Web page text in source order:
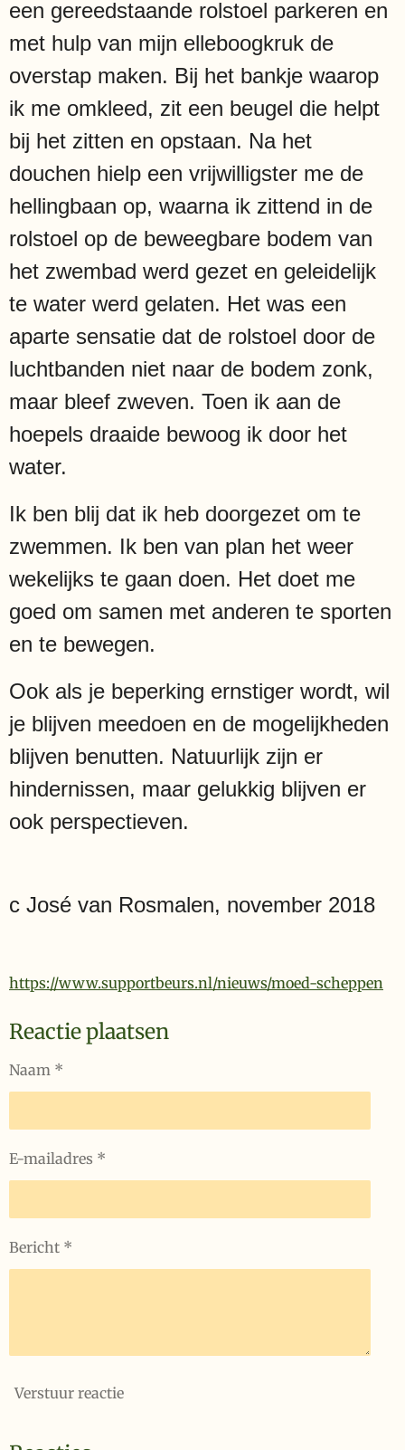
een gereedstaande rolstoel parkeren en
met hulp van mijn elleboogkruk de
overstap maken. Bij het bankje waarop
ik me omkleed, zit een beugel die helpt
bij het zitten en opstaan. Na het
douchen hielp een vrijwilligster me de
hellingbaan op, waarna ik zittend in de
rolstoel op de beweegbare bodem van
het zwembad werd gezet en geleidelijk
te water werd gelaten. Het was een
aparte sensatie dat de rolstoel door de
luchtbanden niet naar de bodem zonk,
maar bleef zweven. Toen ik aan de
hoepels draaide bewoog ik door het
water.
Ik ben blij dat ik heb doorgezet om te
zwemmen. Ik ben van plan het weer
wekelijks te gaan doen. Het doet me
goed om samen met anderen te sporten
en te bewegen.
Ook als je beperking ernstiger wordt, wil
je blijven meedoen en de mogelijkheden
blijven benutten. Natuurlijk zijn er
hindernissen, maar gelukkig blijven er
ook perspectieven.
c José van Rosmalen, november 2018
https://www.supportbeurs.nl/nieuws/moed-scheppen
Reactie plaatsen
Naam *
E-mailadres *
Bericht *
Verstuur reactie